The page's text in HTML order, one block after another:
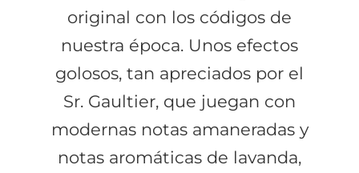
original con los códigos de
nuestra época. Unos efectos
golosos, tan apreciados por el
Sr. Gaultier, que juegan con
modernas notas amaneradas y
notas aromáticas de lavanda,